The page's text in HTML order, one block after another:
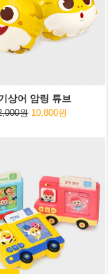
상어 암링 튜브
원 10,800원